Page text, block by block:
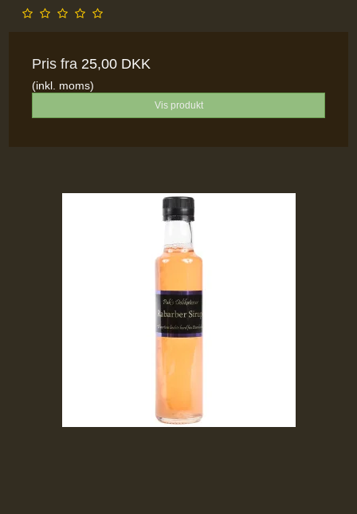
Pris fra 25,00 DKK
(inkl. moms)
Vis produkt